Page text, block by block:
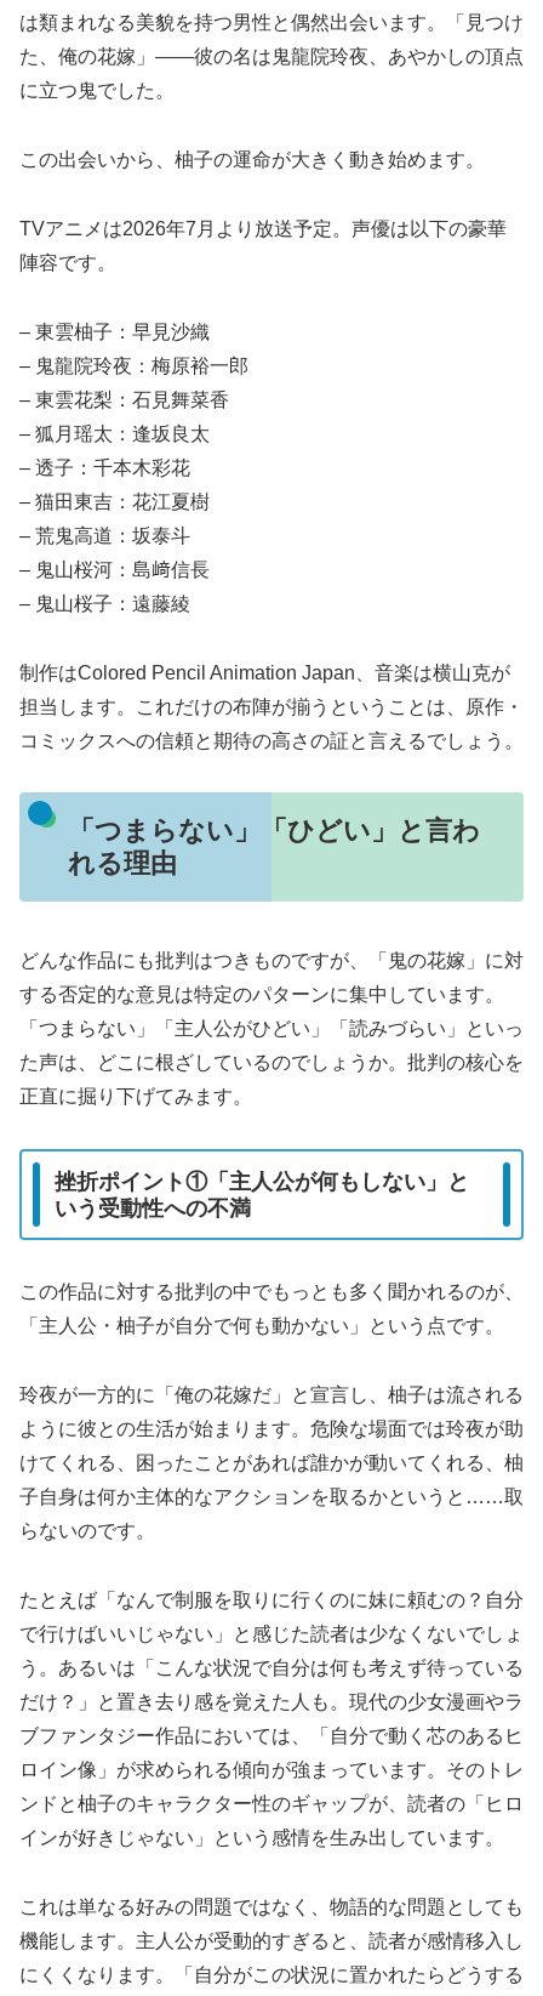
は類まれなる美貌を持つ男性と偶然出会います。「見つけ
た、俺の花嫁」——彼の名は鬼龍院玲夜、あやかしの頂点
に立つ鬼でした。
この出会いから、柚子の運命が大きく動き始めます。
TVアニメは2026年7月より放送予定。声優は以下の豪華
陣容です。
– 東雲柚子：早見沙織
– 鬼龍院玲夜：梅原裕一郎
– 東雲花梨：石見舞菜香
– 狐月瑶太：逢坂良太
– 透子：千本木彩花
– 猫田東吉：花江夏樹
– 荒鬼高道：坂泰斗
– 鬼山桜河：島﨑信長
– 鬼山桜子：遠藤綾
制作はColored Pencil Animation Japan、音楽は横山克が
担当します。これだけの布陣が揃うということは、原作・
コミックスへの信頼と期待の高さの証と言えるでしょう。
「つまらない」「ひどい」と言わ
れる理由
どんな作品にも批判はつきものですが、「鬼の花嫁」に対
する否定的な意見は特定のパターンに集中しています。
「つまらない」「主人公がひどい」「読みづらい」といっ
た声は、どこに根ざしているのでしょうか。批判の核心を
正直に掘り下げてみます。
挫折ポイント①「主人公が何もしない」と
いう受動性への不満
この作品に対する批判の中でもっとも多く聞かれるのが、
「主人公・柚子が自分で何も動かない」という点です。
玲夜が一方的に「俺の花嫁だ」と宣言し、柚子は流される
ように彼との生活が始まります。危険な場面では玲夜が助
けてくれる、困ったことがあれば誰かが動いてくれる、柚
子自身は何か主体的なアクションを取るかというと……取
らないのです。
たとえば「なんで制服を取りに行くのに妹に頼むの？自分
で行けばいいじゃない」と感じた読者は少なくないでしょ
う。あるいは「こんな状況で自分は何も考えず待っている
だけ？」と置き去り感を覚えた人も。現代の少女漫画やラ
ブファンタジー作品においては、「自分で動く芯のあるヒ
ロイン像」が求められる傾向が強まっています。そのトレ
ンドと柚子のキャラクター性のギャップが、読者の「ヒロ
インが好きじゃない」という感情を生み出しています。
これは単なる好みの問題ではなく、物語的な問題としても
機能します。主人公が受動的すぎると、読者が感情移入し
にくくなります。「自分がこの状況に置かれたらどうする